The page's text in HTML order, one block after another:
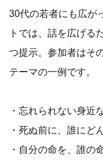
30代の若者にも広が
トでは、話を広げる
つ提示。参加者はそ
テーマの一例です。
・忘れられない身近
・死ぬ前に、誰にど
・自分の命を、誰の